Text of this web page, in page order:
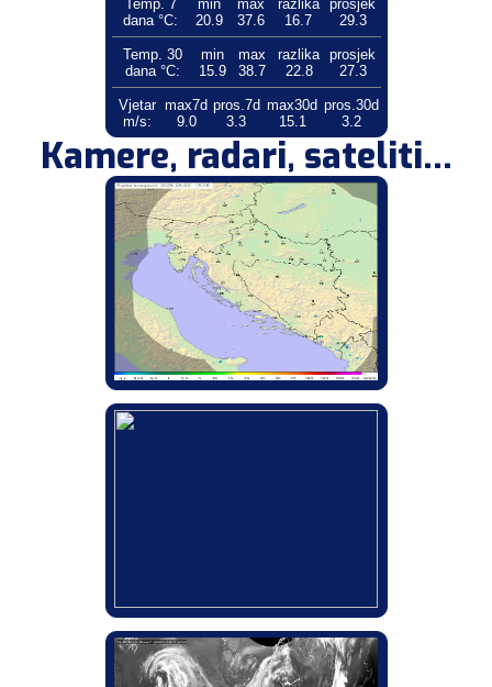
Temp. 7
dana °C:
min
20.9
max
37.6
razlika
16.7
prosjek
29.3
Temp. 30
dana °C:
min
15.9
max
38.7
razlika
22.8
prosjek
27.3
Vjetar
m/s:
max7d
9.0
pros.7d
3.3
max30d
15.1
pros.30d
3.2
Kamere, radari, sateliti...